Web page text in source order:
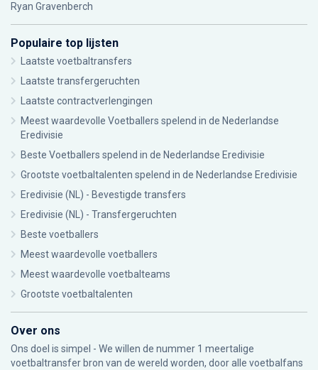
Ryan Gravenberch
Populaire top lijsten
Laatste voetbaltransfers
Laatste transfergeruchten
Laatste contractverlengingen
Meest waardevolle Voetballers spelend in de Nederlandse
Eredivisie
Beste Voetballers spelend in de Nederlandse Eredivisie
Grootste voetbaltalenten spelend in de Nederlandse Eredivisie
Eredivisie (NL) - Bevestigde transfers
Eredivisie (NL) - Transfergeruchten
Beste voetballers
Meest waardevolle voetballers
Meest waardevolle voetbalteams
Grootste voetbaltalenten
Over ons
Ons doel is simpel - We willen de nummer 1 meertalige
voetbaltransfer bron van de wereld worden, door alle voetbalfans